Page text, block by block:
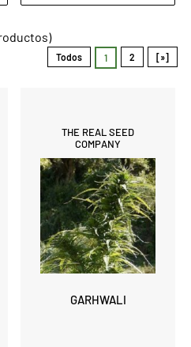
Todos 1 2 [»]
THE REAL SEED
COMPANY
GARHWALI